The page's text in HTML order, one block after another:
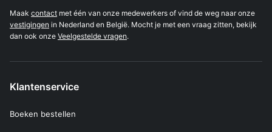
Maak contact met één van onze medewerkers of vind de weg naar onze
vestigingen in Nederland en België. Mocht je met een vraag zitten, bekijk
dan ook onze Veelgestelde vragen.
Klantenservice
Boeken bestellen